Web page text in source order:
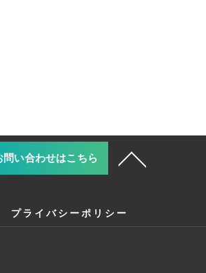
問い合わせはこちら
プライバシーポリシー